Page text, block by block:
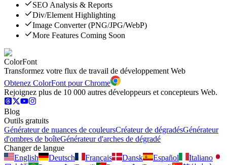
SEO Analysis & Reports
Div/Element Highlighting
Image Converter (PNG/JPG/WebP)
More Features Coming Soon
ColorFont
Transformez votre flux de travail de développement Web
Obtenez ColorFont pour Chrome
Rejoignez plus de 10 000 autres développeurs et concepteurs Web.
Blog
Outils gratuits
Générateur de nuances de couleursCréateur de dégradésGénérateur
d'ombres de boîteGénérateur d'arches de dégradé
Changer de langue
English
Deutsch Français Dansk Español
Italiano